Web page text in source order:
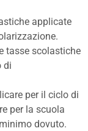
applicate
tasse scolastiche
di
per il ciclo di
per la scuola
dovuto.